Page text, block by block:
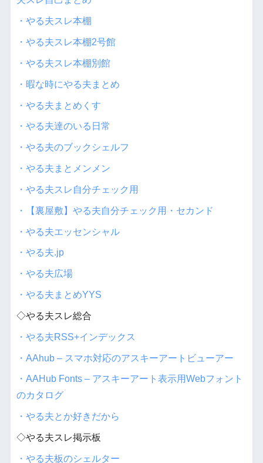
・やる夫スレ本棚
・やる夫スレ本棚2号館
・やる夫スレ本棚別館
・暇な時にやる夫まとめ
・やる夫まとめくす
・やる夫達のいる日常
・やる夫のブックシェルフ
・やる夫まとメンメン
・やる夫スレ自分チェック用
・【裏屋敷】やる夫自分チェック用・セカンド
・やる夫エッセンシャル
・やる夫.jp
・やる夫広場
・やる夫まとめYYS
◇やる夫スレ総合
・やる夫RSS+インデックス
・AAhub – スマホ対応のアスキーアートビューアー
・AAHub Fonts – アスキーアート表示用Webフォント
のカタログ
・やる夫とか好きだから
◇やる夫スレ掲示板
・やる夫板のシェルター